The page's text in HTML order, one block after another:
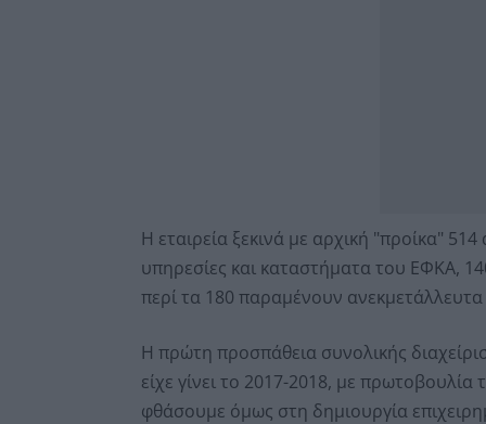
Η εταιρεία ξεκινά με αρχική "προίκα"
υπηρεσίες και καταστήματα του ΕΦΚΑ,
περί τα 180 παραμένουν
Η πρώτη προσπάθεια συνολικής
είχε γίνει το 2017-2018, με
φθάσουμε όμως στη δημιουργία